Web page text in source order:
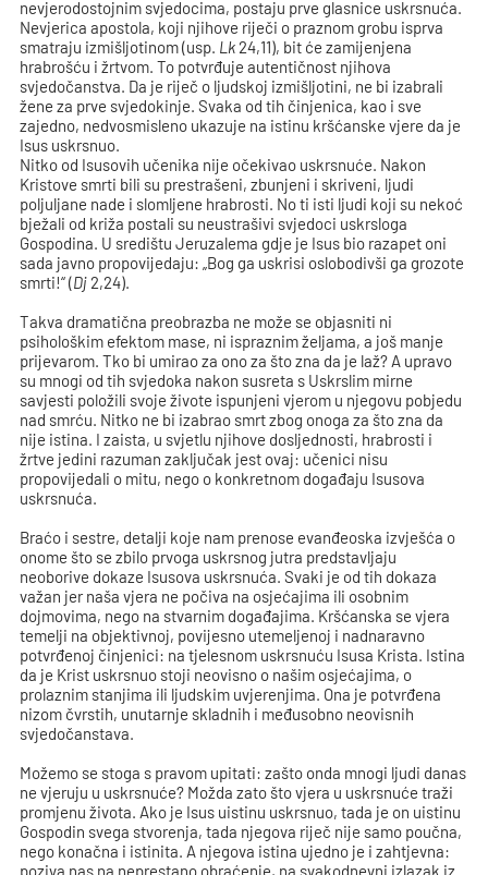
nevjerodostojnim svjedocima, postaju prve glasnice uskrsnuća.
Nevjerica apostola, koji njihove riječi o praznom grobu isprva
smatraju izmišljotinom (usp. Lk 24,11), bit će zamijenjena
hrabrošću i žrtvom. To potvrđuje autentičnost njihova
svjedočanstva. Da je riječ o ljudskoj izmišljotini, ne bi izabrali
žene za prve svjedokinje. Svaka od tih činjenica, kao i sve
zajedno, nedvosmisleno ukazuje na istinu kršćanske vjere da je
Isus uskrsnuo.
Nitko od Isusovih učenika nije očekivao uskrsnuće. Nakon
Kristove smrti bili su prestrašeni, zbunjeni i skriveni, ljudi
poljuljane nade i slomljene hrabrosti. No ti isti ljudi koji su nekoć
bježali od križa postali su neustrašivi svjedoci uskrsloga
Gospodina. U središtu Jeruzalema gdje je Isus bio razapet oni
sada javno propovijedaju: „Bog ga uskrisi oslobodivši ga grozote
smrti!“ (Dj 2,24).
Takva dramatična preobrazba ne može se objasniti ni
psihološkim efektom mase, ni ispraznim željama, a još manje
prijevarom. Tko bi umirao za ono za što zna da je laž? A upravo
su mnogi od tih svjedoka nakon susreta s Uskrslim mirne
savjesti položili svoje živote ispunjeni vjerom u njegovu pobjedu
nad smrću. Nitko ne bi izabrao smrt zbog onoga za što zna da
nije istina. I zaista, u svjetlu njihove dosljednosti, hrabrosti i
žrtve jedini razuman zaključak jest ovaj: učenici nisu
propovijedali o mitu, nego o konkretnom događaju Isusova
uskrsnuća.
Braćo i sestre, detalji koje nam prenose evanđeoska izvješća o
onome što se zbilo prvoga uskrsnog jutra predstavljaju
neoborive dokaze Isusova uskrsnuća. Svaki je od tih dokaza
važan jer naša vjera ne počiva na osjećajima ili osobnim
dojmovima, nego na stvarnim događajima. Kršćanska se vjera
temelji na objektivnoj, povijesno utemeljenoj i nadnaravno
potvrđenoj činjenici: na tjelesnom uskrsnuću Isusa Krista. Istina
da je Krist uskrsnuo stoji neovisno o našim osjećajima, o
prolaznim stanjima ili ljudskim uvjerenjima. Ona je potvrđena
nizom čvrstih, unutarnje skladnih i međusobno neovisnih
svjedočanstava.
Možemo se stoga s pravom upitati: zašto onda mnogi ljudi danas
ne vjeruju u uskrsnuće? Možda zato što vjera u uskrsnuće traži
promjenu života. Ako je Isus uistinu uskrsnuo, tada je on uistinu
Gospodin svega stvorenja, tada njegova riječ nije samo poučna,
nego konačna i istinita. A njegova istina ujedno je i zahtjevna:
poziva nas na neprestano obraćenje, na svakodnevni izlazak iz